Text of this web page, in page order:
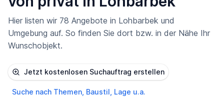
Hier listen wir 78 Angebote in Lohbarbek und
Umgebung auf. So finden Sie dort bzw. in der Nähe Ihr
Wunschobjekt.
Jetzt kostenlosen Suchauftrag erstellen
Suche nach Themen, Baustil, Lage u.a.